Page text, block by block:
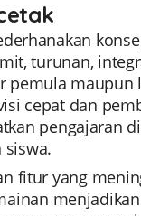
turunan,
pemula maupun
cepat dan
pengajaran
fitur yang